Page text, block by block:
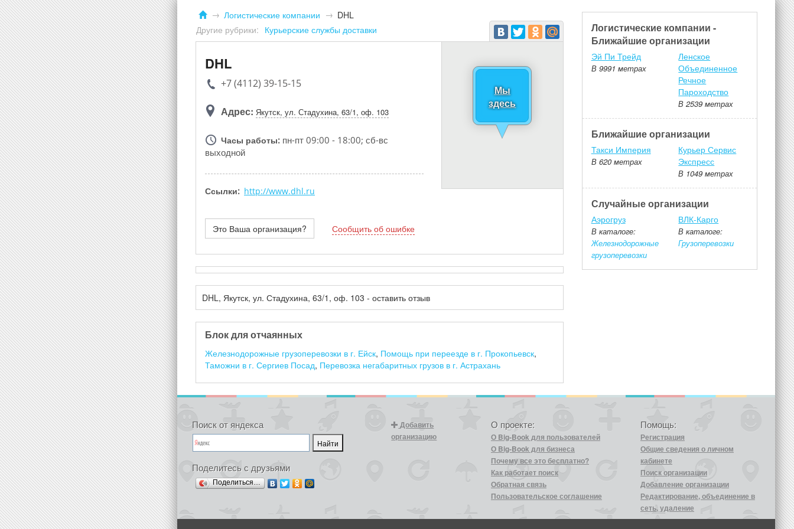
Логистические компании
DHL
Другие рубрики: Курьерские службы доставки
DHL
Мы
здесь
+7 (4112) 39-15-15
Адрес: Якутск, ул. Стадухина, 63/1, оф. 103
Часы работы: пн-пт 09:00 - 18:00; сб-вс
выходной
Ссылки: http://www.dhl.ru
Это Ваша организация? Сообщить об ошибке
DHL, Якутск, ул. Стадухина, 63/1, оф. 103 - оставить отзыв
Блок для отчаянных
Железнодорожные грузоперевозки в г. Ейск, Помощь при переезде в г. Прокопьевск,
Таможни в г. Сергиев Посад, Перевозка негабаритных грузов в г. Астрахань
Логистические компании -
Ближайшие организации
Эй Пи Трейд
В 9991 метрах
Ленское
Объединенное
Речное
Пароходство
В 2539 метрах
Ближайшие организации
Такси Империя
В 620 метрах
Курьер Сервис
Экспресс
В 1049 метрах
Случайные организации
Аэрогруз
В каталоге:
Железнодорожные
грузоперевозки
ВЛК-Карго
В каталоге:
Грузоперевозки
Поиск от яндекса
Поделитесь с друзьями
Поделиться…
Добавить
организацию
О проекте:
О Big-Book для пользователей
О Big-Book для бизнеса
Почему все это бесплатно?
Как работает поиск
Обратная связь
Пользовательское соглашение
Помощь:
Регистрация
Общие сведения о личном
кабинете
Поиск организации
Добавление организации
Редактирование, объединение в
сеть, удаление